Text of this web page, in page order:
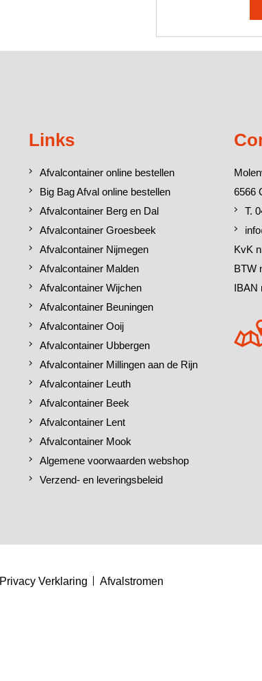
Links
Afvalcontainer online bestellen
Big Bag Afval online bestellen
Afvalcontainer Berg en Dal
Afvalcontainer Groesbeek
Afvalcontainer Nijmegen
Afvalcontainer Malden
Afvalcontainer Wijchen
Afvalcontainer Beuningen
Afvalcontainer Ooij
Afvalcontainer Ubbergen
Afvalcontainer Millingen aan de Rijn
Afvalcontainer Leuth
Afvalcontainer Beek
Afvalcontainer Lent
Afvalcontainer Mook
Algemene voorwaarden webshop
Verzend- en leveringsbeleid
6566
T.
KvK
BTW
IBAN
Privacy Verklaring
Afvalstromen